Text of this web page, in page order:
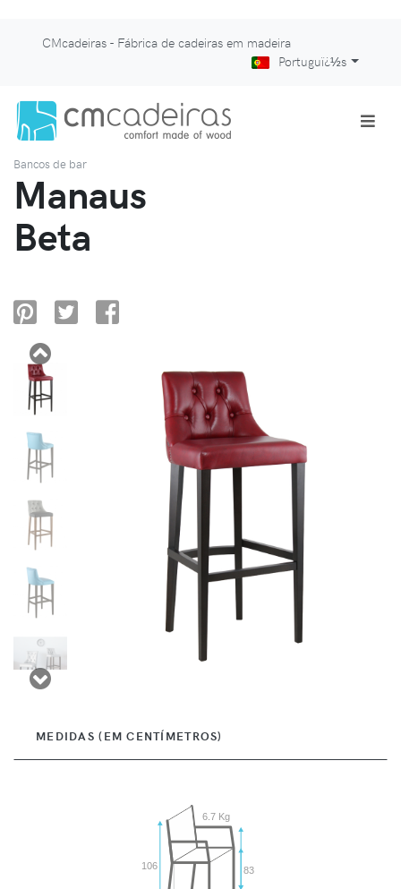
CMcadeiras - Fábrica de cadeiras em madeira
Portuguï¿½s
Bancos de bar
Manaus
Beta
MEDIDAS (EM CENTÍMETROS)
106 83
6.7 Kg